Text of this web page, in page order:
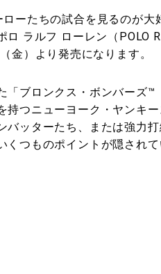
ローたちの試合を見るのが
ラルフ ローレン（POLO
金）より発売になります。
「ブロンクス・ボンバーズ™
持つニューヨーク・ヤンキ
バッターたち、または強力
つものポイントが隠されて